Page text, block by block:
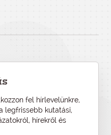
fel hírlevelünkre,
legfrissebb kutatási,
hírekről és